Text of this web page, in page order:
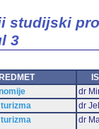
studijski
3
dr
dr
dr